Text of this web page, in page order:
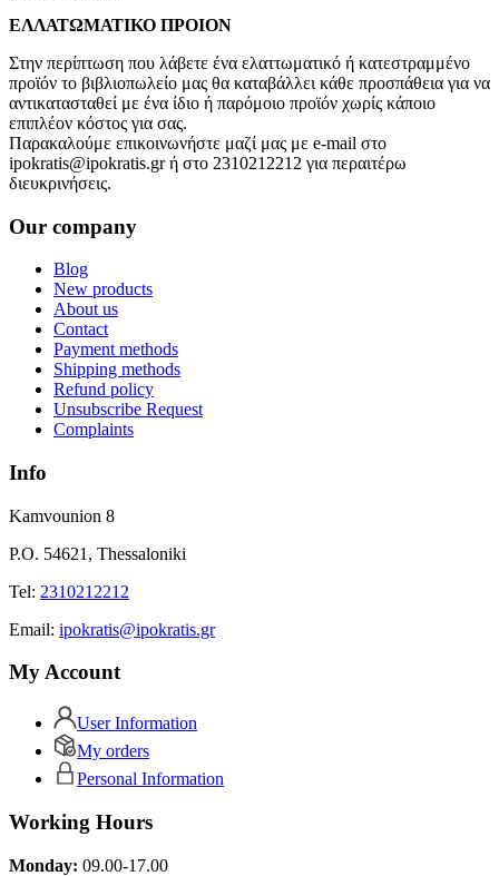
ΕΛΛΑΤΩΜΑΤΙΚΟ ΠΡΟΙΟΝ
Στην περίπτωση που λάβετε ένα ελαττωματικό ή κατεστραμμένο
προϊόν το βιβλιοπωλείο μας θα καταβάλλει κάθε προσπάθεια για να
αντικατασταθεί με ένα ίδιο ή παρόμοιο προϊόν χωρίς κάποιο
επιπλέον κόστος για σας.
Παρακαλούμε επικοινωνήστε μαζί μας με e-mail στο
ipokratis@ipokratis.gr ή στο 2310212212 για περαιτέρω
διευκρινήσεις.
Our company
Blog
New products
About us
Contact
Payment methods
Shipping methods
Refund policy
Unsubscribe Request
Complaints
Info
Kamvounion 8
P.O. 54621, Thessaloniki
Tel: 2310212212
Εmail: ipokratis@ipokratis.gr
My Account
User Information
My orders
Personal Information
Working Hours
Monday: 09.00-17.00